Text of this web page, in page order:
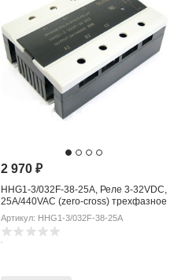
2 970 ₽
HHG1-3/032F-38-25A, Реле 3-32VDC,
25A/440VAC (zero-cross) трехфазное
Артикул: HHG1-3/032F-38-25A